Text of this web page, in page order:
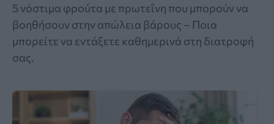
5 νόστιμα φρούτα με πρωτεΐνη που μπορούν να
βοηθήσουν στην απώλεια βάρους – Ποια
μπορείτε να εντάξετε καθημερινά στη διατροφή
σας.